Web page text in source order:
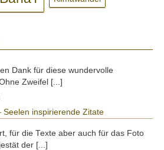
Dank für diese wundervolle
Zweifel [...]
Seelen inspirierende Zitate
für die Texte aber auch für das Foto
der [...]